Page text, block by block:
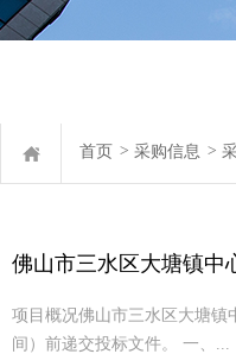
首页 > 采购信息 >
佛山市三水区大塘镇中
项目概况佛山市三水区大塘镇
间）前递交投标文件。 一、...